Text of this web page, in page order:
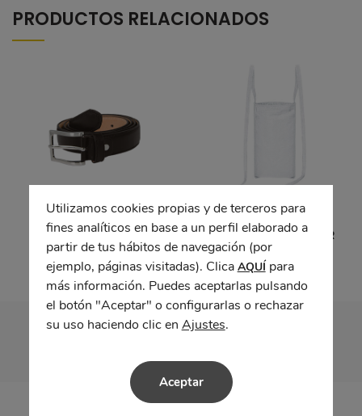
PRODUCTOS RELACIONADOS
Cinturón vestir RUDOLF Bolsa interior TRAVELER
Utilizamos cookies propias y de terceros para
fines analíticos en base a un perfil elaborado a
partir de tus hábitos de navegación (por
ejemplo, páginas visitadas). Clica AQUÍpara
más información. Puedes aceptarlas pulsando
el botón "Aceptar" o configurarlas o rechazar
su uso haciendo clic en Ajustes.
Aceptar